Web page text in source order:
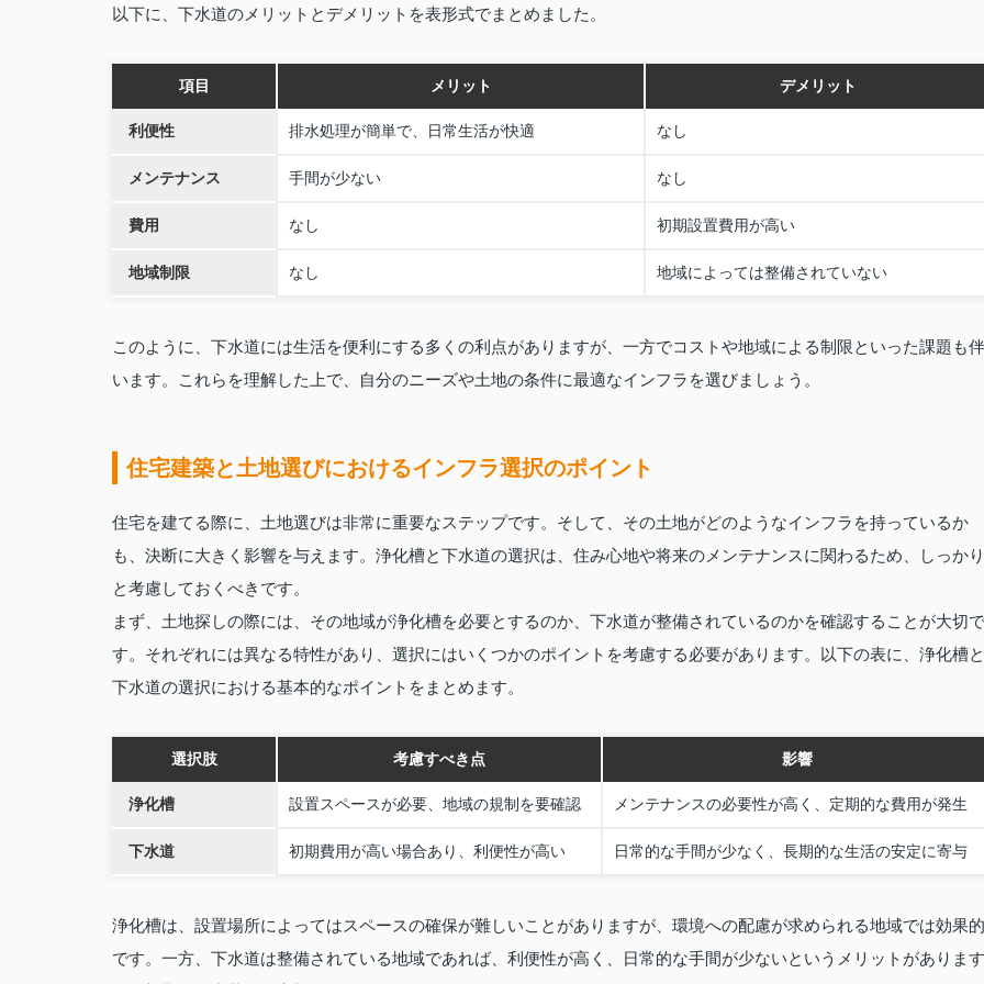
以下に、下水道のメリットとデメリットを表形式でまとめました。
項目 メリット デメリット
利便性 排水処理が簡単で、日常生活が快適 なし
メンテナンス 手間が少ない なし
費用 なし 初期設置費用が高い
地域制限 なし 地域によっては整備されていない
このように、下水道には生活を便利にする多くの利点がありますが、一方でコストや地域による制限といった課題も伴
います。これらを理解した上で、自分のニーズや土地の条件に最適なインフラを選びましょう。
住宅建築と土地選びにおけるインフラ選択のポイント
住宅を建てる際に、土地選びは非常に重要なステップです。そして、その土地がどのようなインフラを持っているか
も、決断に大きく影響を与えます。浄化槽と下水道の選択は、住み心地や将来のメンテナンスに関わるため、しっかり
と考慮しておくべきです。
まず、土地探しの際には、その地域が浄化槽を必要とするのか、下水道が整備されているのかを確認することが大切で
す。それぞれには異なる特性があり、選択にはいくつかのポイントを考慮する必要があります。以下の表に、浄化槽と
下水道の選択における基本的なポイントをまとめます。
選択肢 考慮すべき点 影響
浄化槽 設置スペースが必要、地域の規制を要確認 メンテナンスの必要性が高く、定期的な費用が発生
下水道 初期費用が高い場合あり、利便性が高い 日常的な手間が少なく、長期的な生活の安定に寄与
浄化槽は、設置場所によってはスペースの確保が難しいことがありますが、環境への配慮が求められる地域では効果的
です。一方、下水道は整備されている地域であれば、利便性が高く、日常的な手間が少ないというメリットがあります